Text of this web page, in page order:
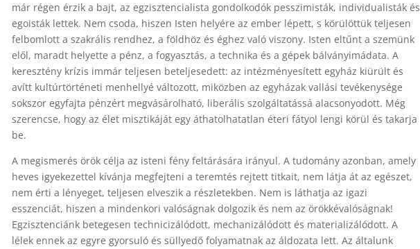
már régen érzik a bajt, az egzisztencialista gondolkodók pesszimisták, individualisták és
egoisták lettek. Nem csoda, hiszen Isten helyére az ember lépett, s körülöttük teljesen
felbomlott a szakrális rendhez, a földhöz és éghez való viszony. Isten eltűnt a szemünk
elől, maradt helyette a pénz, a fogyasztás, a technika és a gépek bálványimádata. A
keresztény krízis immár teljesen beteljesedett: az intézményesített egyház kiürült és
avítt kultúrtörténeti menhellyé változott, miközben az egyházak vallási tevékenysége
sokszor egyfajta pénzért megvásárolható, liberális szolgáltatássá alacsonyodott. Még
szerencse, hogy az élet misztikáját egy áthatolhatatlan éteri fátyol lengi körül és takarja
be.
A megismerés örök célja az isteni fény feltárására irányul. A tudomány azonban, amely
heves igyekezettel kívánja megfejteni a teremtés rejtett titkait, nem látja át az egészet,
nem érti a lényeget, teljesen elveszik a részletekben. Nem is láthatja az igazi
esszenciát, hiszen a mindenkori valóságnak dolgozik és nem az örökkévalóságnak!
Egzisztenciánk betegesen technicizálódott, mechanizálódott és materializálódott. A
lélek ennek az egyre gyorsuló és süllyedő folyamatnak az áldozata lett. Az általunk